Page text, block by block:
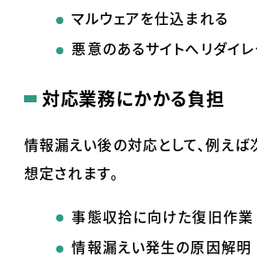
マルウェアを仕込まれる
悪意のあるサイトへリダイレ
対応業務にかかる負担
情報漏えい後の対応として、例え
想定されます。
事態収拾に向けた復旧作業
情報漏えい発生の原因解明